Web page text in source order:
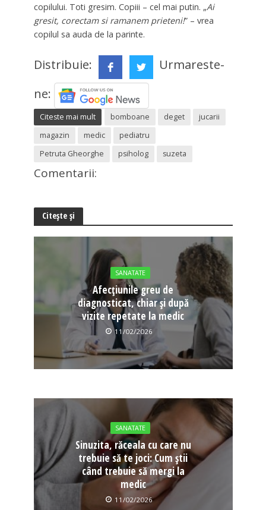
copilului. Toti gresim. Copiii – cel mai putin. „Ai
gresit, corectam si ramanem prieteni!” – vrea
copilul sa auda de la parinte.
Distribuie:
Urmareste-
ne:
Citeste mai mult bomboane deget
jucarii
magazin
medic
pediatru
Petruta Gheorghe
psiholog suzeta
Comentarii:
Citește și
SANATATE
Afecțiunile greu de
diagnosticat, chiar și după
vizite repetate la medic
11/02/2026
SANATATE
Sinuzita, răceala cu care nu
trebuie să te joci: Cum știi
când trebuie să mergi la
medic
11/02/2026